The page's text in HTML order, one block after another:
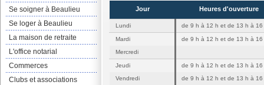
Se soigner à Beaulieu
Se loger à Beaulieu
La maison de retraite
L'office notarial
Commerces
Clubs et associations
Jour Heures d'ouverture
Lundi de 9 h à 12 h et de 13 h à 16
Mardi
de 9 h à 12 h et de 13 h à 16
Mercredi
Jeudi
de 9 h à 12 h et de 13 h à 16
Vendredi
de 9 h à 12 h et de 13 h à 16